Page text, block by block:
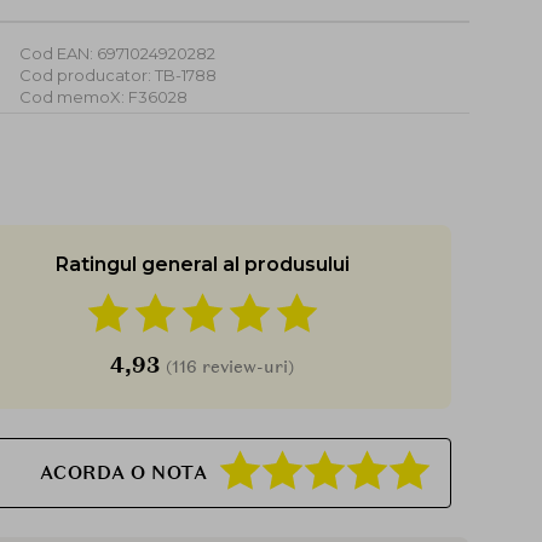
Cod EAN: 6971024920282
Cod producator: TB-1788
Cod memoX: F36028
Ratingul general al produsului
4,93 (116 review-uri)
ACORDA O NOTA